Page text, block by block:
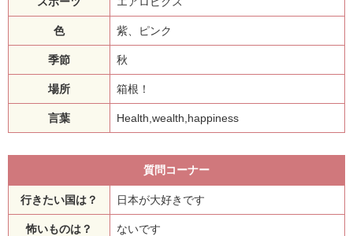
色 紫、ピンク
季節 秋
場所 箱根！
言葉 Health,wealth,happiness
質問コーナー
行きたい国は？ 日本が大好きです
怖いものは？ ないです